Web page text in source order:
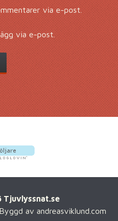
via e-post.
via e-post.
av andreasviklund.com